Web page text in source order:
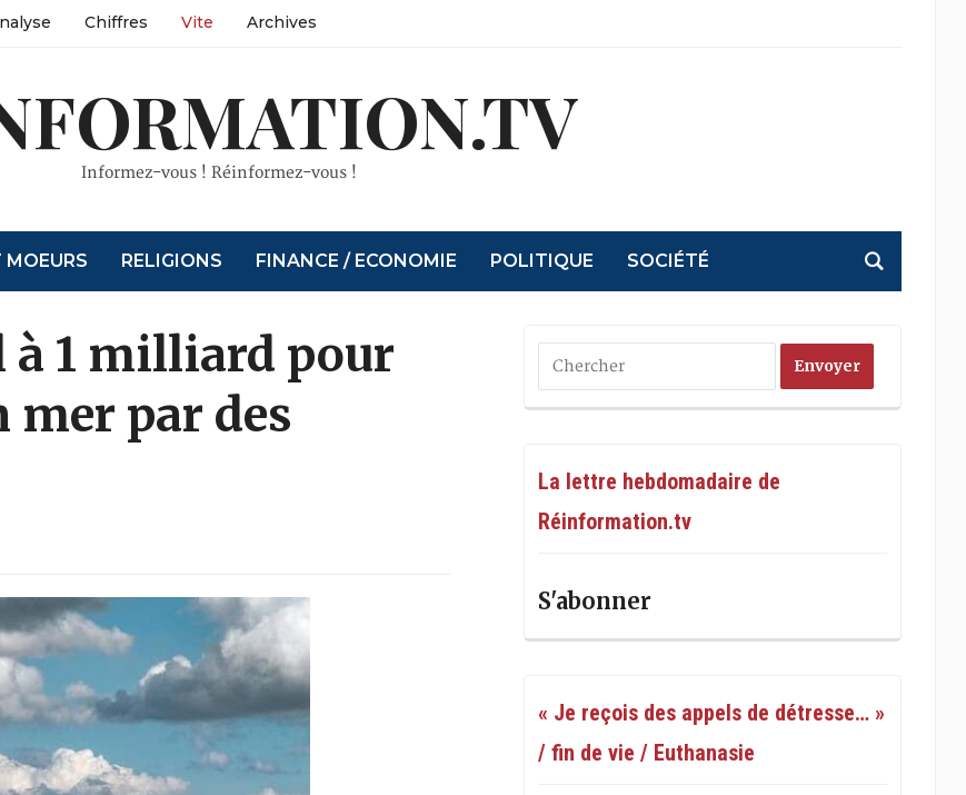
Chiffres Vite Archives
Informez-vous ! Réinformez-vous !
MOEURS RELIGIONS FINANCE / ECONOMIE POLITIQUE SOCIÉTÉ
1 milliard pour
mer par des
La lettre hebdomadaire de
Réinformation.tv
S'abonner
« Je reçois des appels de détresse… »
/ fin de vie / Euthanasie